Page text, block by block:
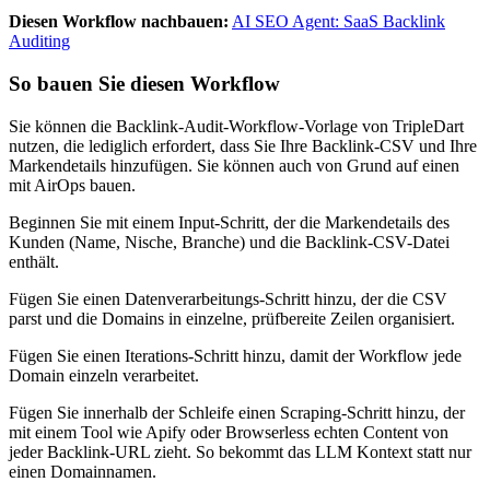
Diesen Workflow nachbauen: AI SEO Agent: SaaS Backlink
Auditing
So bauen Sie diesen Workflow
Sie können die Backlink-Audit-Workflow-Vorlage von TripleDart
nutzen, die lediglich erfordert, dass Sie Ihre Backlink-CSV und Ihre
Markendetails hinzufügen. Sie können auch von Grund auf einen
mit AirOps bauen.
Beginnen Sie mit einem Input-Schritt, der die Markendetails des
Kunden (Name, Nische, Branche) und die Backlink-CSV-Datei
enthält.
Fügen Sie einen Datenverarbeitungs-Schritt hinzu, der die CSV
parst und die Domains in einzelne, prüfbereite Zeilen organisiert.
Fügen Sie einen Iterations-Schritt hinzu, damit der Workflow jede
Domain einzeln verarbeitet.
Fügen Sie innerhalb der Schleife einen Scraping-Schritt hinzu, der
mit einem Tool wie Apify oder Browserless echten Content von
jeder Backlink-URL zieht. So bekommt das LLM Kontext statt nur
einen Domainnamen.